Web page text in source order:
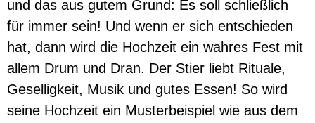
und das aus gutem Grund: Es soll schließlich
für immer sein! Und wenn er sich entschieden
hat, dann wird die Hochzeit ein wahres Fest mit
allem Drum und Dran. Der Stier liebt Rituale,
Geselligkeit, Musik und gutes Essen! So wird
seine Hochzeit ein Musterbeispiel wie aus dem